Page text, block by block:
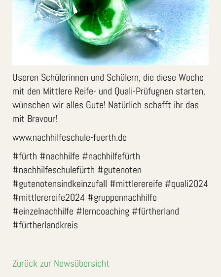
Useren Schülerinnen und Schülern, die diese Woche
mit den Mittlere Reife- und Quali-Prüfugnen starten,
wünschen wir alles Gute! Natürlich schafft ihr das
mit Bravour!
www.nachhilfeschule-fuerth.de
#fürth #nachhilfe #nachhilfefürth
#nachhilfeschulefürth #gutenoten
#gutenotensindkeinzufall #mittlerereife #quali2024
#mittlerereife2024 #gruppennachhilfe
#einzelnachhilfe #lerncoaching #fürtherland
#fürtherlandkreis
Zurück zur Newsübersicht